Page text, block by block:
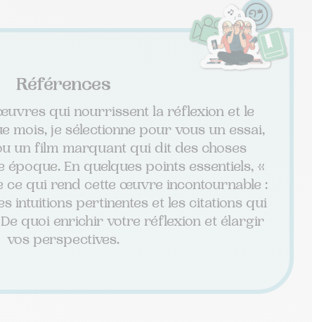
Références
qui nourrissent la réflexion et le
mois, je sélectionne pour vous un essai,
un film marquant qui dit des choses
En quelques points essentiels, «
ce qui rend cette œuvre incontournable :
intuitions pertinentes et les citations qui
quoi enrichir votre réflexion et élargir
vos perspectives.